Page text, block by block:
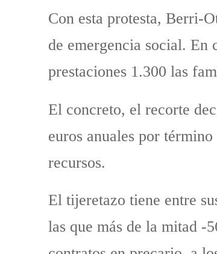
Con esta protesta, Berri-
de emergencia social. En
prestaciones 1.300 las
El concreto, el recorte
euros anuales por
recursos.
El tijeretazo tiene entre
las que más de la mitad -